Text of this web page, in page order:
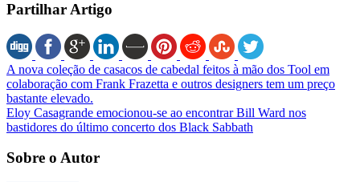
Partilhar Artigo
A nova coleção de casacos de cabedal feitos à mão dos Tool em
colaboração com Frank Frazetta e outros designers tem um preço
bastante elevado.
Eloy Casagrande emocionou-se ao encontrar Bill Ward nos
bastidores do último concerto dos Black Sabbath
Sobre o Autor